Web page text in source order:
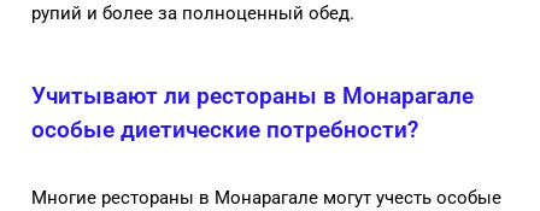
рупий и более за полноценный обед.
Учитывают ли рестораны в Монарагале
особые диетические потребности?
Многие рестораны в Монарагале могут учесть особые